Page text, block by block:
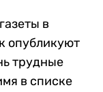
в
опубликуют
трудные
в списке